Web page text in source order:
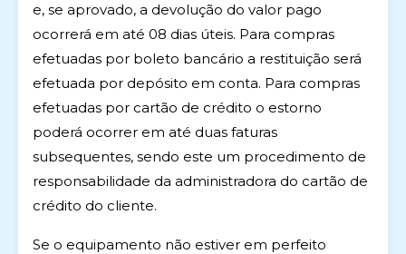
e, se aprovado, a devolução do valor pago
ocorrerá em até 08 dias úteis. Para compras
efetuadas por boleto bancário a restituição será
efetuada por depósito em conta. Para compras
efetuadas por cartão de crédito o estorno
poderá ocorrer em até duas faturas
subsequentes, sendo este um procedimento de
responsabilidade da administradora do cartão de
crédito do cliente.
Se o equipamento não estiver em perfeito